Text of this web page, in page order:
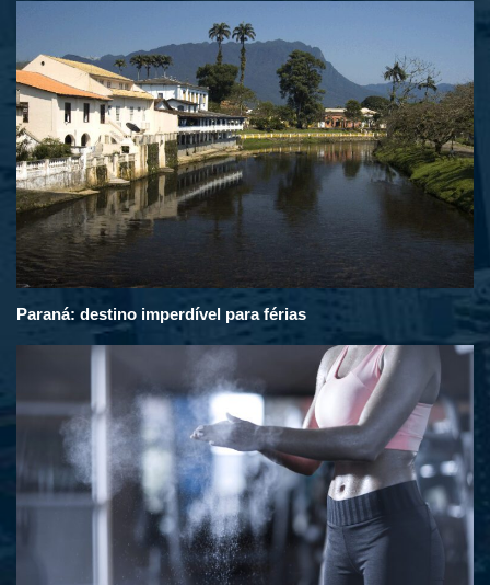
Paraná: destino imperdível para férias